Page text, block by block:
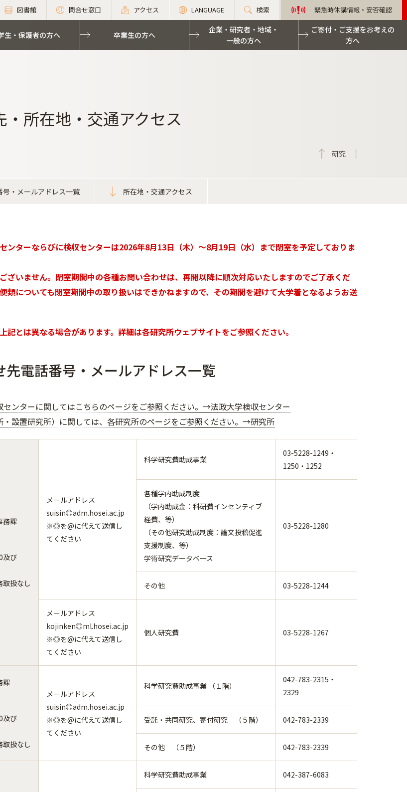
図書館 問合せ窓口 アクセス LANGUAGE 検索 緊急時休講情報・安否確認
生・保護者の方へ 卒業生の方へ
企業・研究者・地域・
一般の方へ
ご寄付・ご支援をお考えの
方へ
・所在地・交通アクセス
研究
号・メールアドレス一覧 所在地・交通アクセス
ンターならびに検収センターは2026年8月13日（木）～8月19日（水）まで閉室を予定しておりま
ざいません。閉室期間中の各種お問い合わせは、再開以降に順次対応いたしますのでご了承くだ
類についても閉室期間中の取り扱いはできかねますので、その期間を避けて大学着となるようお送
とは異なる場合があります。詳細は各研究所ウェブサイトをご参照ください。
先電話番号・メールアドレス一覧
センターに関してはこちらのページをご参照ください。→法政大学検収センター
・設置研究所）に関しては、各研究所のページをご参照ください。→研究所
務課
及び
取扱なし
メールアドレス
suisin◎adm.hosei.ac.jp
※◎を@に代えて送信し
てください
科学研究費助成事業
03-5228-1249・
1250・1252
各種学内助成制度
（学内助成金：科研費インセンティブ
経費、等）
（その他研究助成制度：論文投稿促進
支援制度、等）
学術研究データベース
03-5228-1280
その他 03-5228-1244
メールアドレス
kojinken◎ml.hosei.ac.jp
※◎を@に代えて送信し
てください
個人研究費 03-5228-1267
課
及び
取扱なし
メールアドレス
suisin◎adm.hosei.ac.jp
※◎を@に代えて送信し
てください
科学研究費助成事業 （１階）
042-783-2315・
2329
受託・共同研究、寄付研究 （５階） 042-783-2339
その他 （５階） 042-783-2339
科学研究費助成事業 042-387-6083